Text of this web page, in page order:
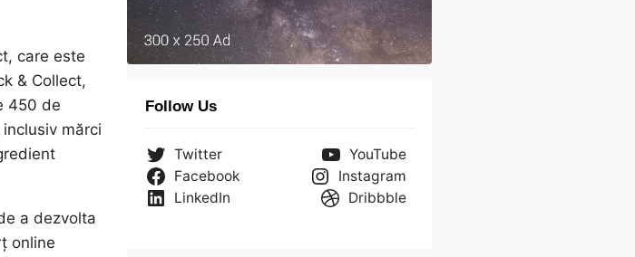
care este
& Collect,
450 de
mărci
a dezvolta
online
Follow Us
Twitter
YouTube
Facebook
Instagram
LinkedIn
Dribbble